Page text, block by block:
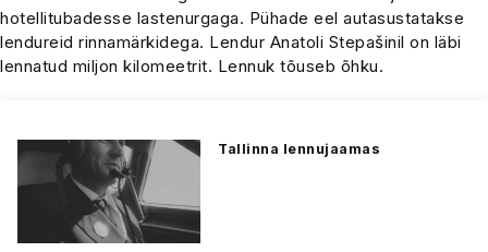
hotellitubadesse lastenurgaga. Pühade eel autasustatakse
lendureid rinnamärkidega. Lendur Anatoli Stepašinil on läbi
lennatud miljon kilomeetrit. Lennuk tõuseb õhku.
Tallinna lennujaamas